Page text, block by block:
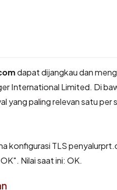
dapat dijangkau dan
International Limited. Di
yang paling relevan satu per
konfigurasi TLS
Nilai saat ini: OK.